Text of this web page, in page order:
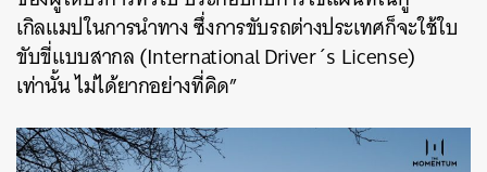
เกิลแมปในการนำทาง ซึ่งการขับรถต่างประเทศก็จะใช้ใบ
ขับขี่แบบสากล (International Driver´s License)
เท่านั้น ไม่ได้ยากอย่างที่คิด”